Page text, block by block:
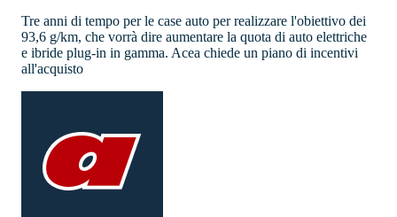
Tre anni di tempo per le case auto per realizzare l'obiettivo dei
93,6 g/km, che vorrà dire aumentare la quota di auto elettriche
e ibride plug-in in gamma. Acea chiede un piano di incentivi
all'acquisto